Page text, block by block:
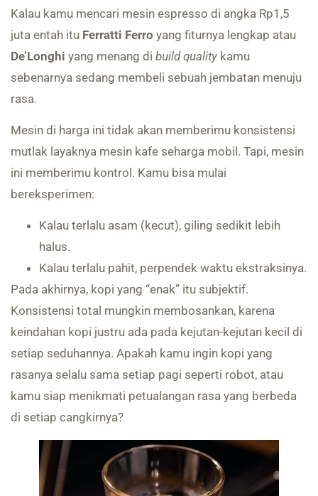
Kalau kamu mencari mesin espresso di angka Rp1,5
juta entah itu Ferratti Ferro yang fiturnya lengkap atau
De’Longhi yang menang di build quality kamu
sebenarnya sedang membeli sebuah jembatan menuju
rasa.
Mesin di harga ini tidak akan memberimu konsistensi
mutlak layaknya mesin kafe seharga mobil. Tapi, mesin
ini memberimu kontrol. Kamu bisa mulai
bereksperimen:
Kalau terlalu asam (kecut), giling sedikit lebih
halus.
Kalau terlalu pahit, perpendek waktu ekstraksinya.
Pada akhirnya, kopi yang “enak” itu subjektif.
Konsistensi total mungkin membosankan, karena
keindahan kopi justru ada pada kejutan-kejutan kecil di
setiap seduhannya. Apakah kamu ingin kopi yang
rasanya selalu sama setiap pagi seperti robot, atau
kamu siap menikmati petualangan rasa yang berbeda
di setiap cangkirnya?